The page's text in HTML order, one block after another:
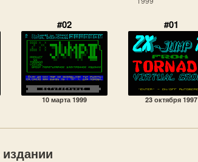
#02
10 марта 1999
#01
23 октября 1997